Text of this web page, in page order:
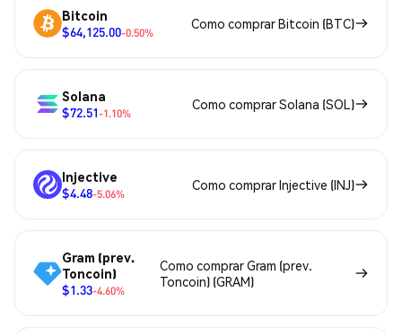
Bitcoin
$64,125.00-0.50%
Como comprar Bitcoin (BTC)
Solana
$72.51-1.10%
Como comprar Solana (SOL)
Injective
$4.48-5.06%
Como comprar Injective (INJ)
Gram (prev.
Toncoin)
$1.33-4.60%
Como comprar Gram (prev.
Toncoin) (GRAM)